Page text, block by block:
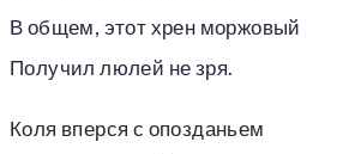
В общем, этот хрен моржовый
Получил люлей не зря.
Коля вперся с опозданьем